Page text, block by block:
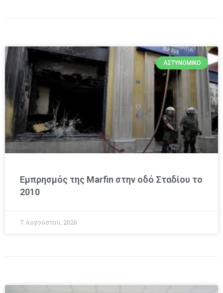
ΑΣΤΥΝΟΜΙΚΌ
Εμπρησμός της Marfin στην οδό Σταδίου το
2010
7 Αυγούστου, 2026